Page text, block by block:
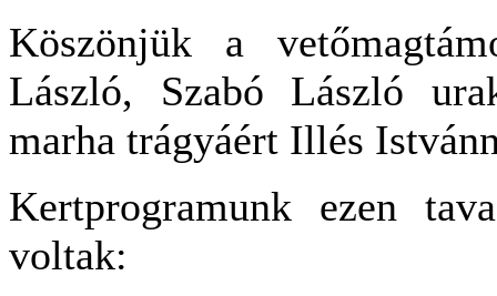
Köszönjük a
László, Szabó László
marha trágyáért Illés
Kertprogramunk ezen
voltak: